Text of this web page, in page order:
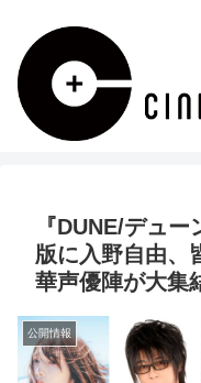
『DUNE/デュ
版に入野自由、
華声優陣が大集
公開情報